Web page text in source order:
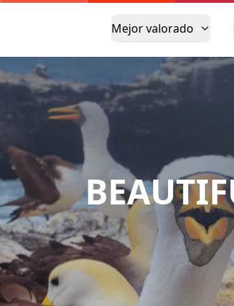
Mejor valorado